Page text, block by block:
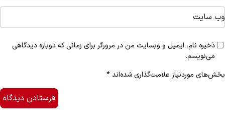
بخش‌های موردنیاز علامت‌گذاری شده‌اند*
وب‌ سایت
ذخیره نام، ایمیل و وبسایت من در مرورگر برای زمانی که دوباره دیدگاهی
می‌نویسم.